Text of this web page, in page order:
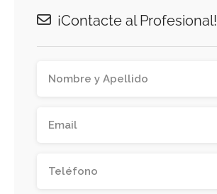
¡Contacte al Profesional!